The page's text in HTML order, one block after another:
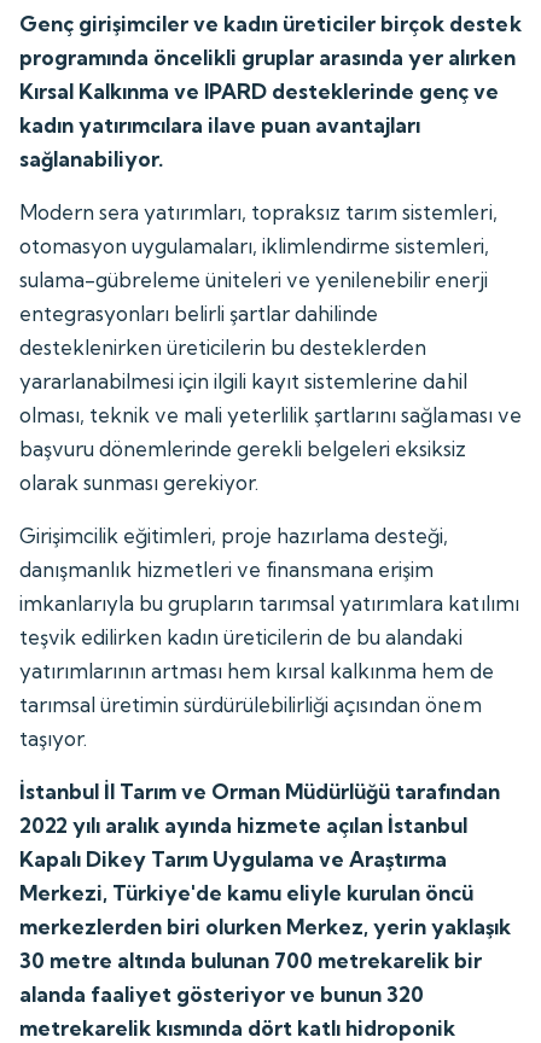
Genç girişimciler ve kadın üreticiler birçok destek
programında öncelikli gruplar arasında yer alırken
Kırsal Kalkınma ve IPARD desteklerinde genç ve
kadın yatırımcılara ilave puan avantajları
sağlanabiliyor.
Modern sera yatırımları, topraksız tarım sistemleri,
otomasyon uygulamaları, iklimlendirme sistemleri,
sulama-gübreleme üniteleri ve yenilenebilir enerji
entegrasyonları belirli şartlar dahilinde
desteklenirken üreticilerin bu desteklerden
yararlanabilmesi için ilgili kayıt sistemlerine dahil
olması, teknik ve mali yeterlilik şartlarını sağlaması ve
başvuru dönemlerinde gerekli belgeleri eksiksiz
olarak sunması gerekiyor.
Girişimcilik eğitimleri, proje hazırlama desteği,
danışmanlık hizmetleri ve finansmana erişim
imkanlarıyla bu grupların tarımsal yatırımlara katılımı
teşvik edilirken kadın üreticilerin de bu alandaki
yatırımlarının artması hem kırsal kalkınma hem de
tarımsal üretimin sürdürülebilirliği açısından önem
taşıyor.
İstanbul İl Tarım ve Orman Müdürlüğü tarafından
2022 yılı aralık ayında hizmete açılan İstanbul
Kapalı Dikey Tarım Uygulama ve Araştırma
Merkezi, Türkiye'de kamu eliyle kurulan öncü
merkezlerden biri olurken Merkez, yerin yaklaşık
30 metre altında bulunan 700 metrekarelik bir
alanda faaliyet gösteriyor ve bunun 320
metrekarelik kısmında dört katlı hidroponik